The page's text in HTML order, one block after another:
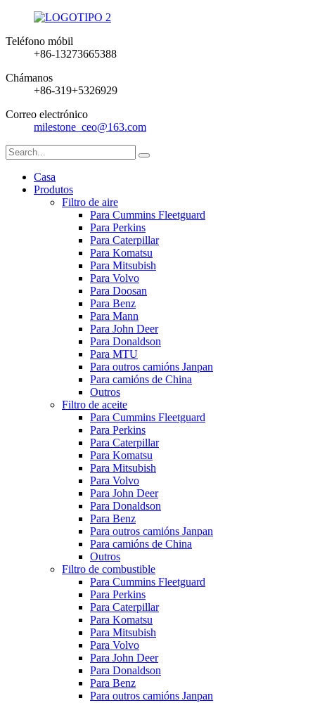
Teléfono móbil
+86-13273665388
Chámanos
+86-319+5326929
Correo electrónico
milestone_ceo@163.com
Casa
Produtos
Filtro de aire
Para Cummins Fleetguard
Para Perkins
Para Caterpillar
Para Komatsu
Para Mitsubish
Para Volvo
Para Doosan
Para Benz
Para Mann
Para John Deer
Para Donaldson
Para MTU
Para outros camións Janpan
Para camións de China
Outros
Filtro de aceite
Para Cummins Fleetguard
Para Perkins
Para Caterpillar
Para Komatsu
Para Mitsubish
Para Volvo
Para John Deer
Para Donaldson
Para Benz
Para outros camións Janpan
Para camións de China
Outros
Filtro de combustible
Para Cummins Fleetguard
Para Perkins
Para Caterpillar
Para Komatsu
Para Mitsubish
Para Volvo
Para John Deer
Para Donaldson
Para Benz
Para outros camións Janpan